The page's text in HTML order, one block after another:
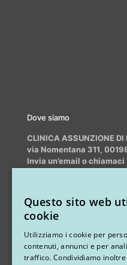
Dove siamo
CLINICA ASSUNZIONE
via Nomentana 311,
Invia un’email o chiamaci
Altri studi
STUDIO MARIANETTI
Questo sito web
cookie
Utilizziamo i cookie per
contenuti, annunci e per
traffico. Condividiamo